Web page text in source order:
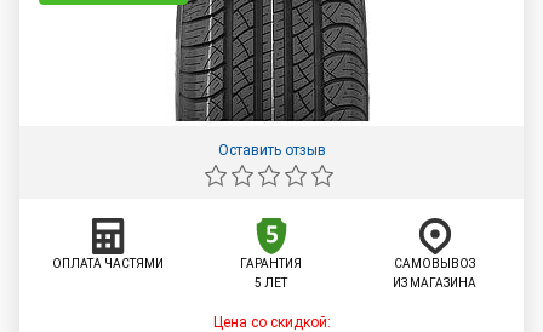
Оставить отзыв
ОПЛАТА ЧАСТЯМИ
ГАРАНТИЯ
5 ЛЕТ
САМОВЫВОЗ
ИЗ МАГАЗИНА
Цена со скидкой: